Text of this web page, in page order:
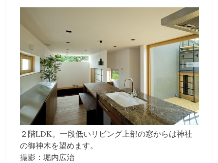
２階LDK。一段低いリビング上部の窓からは神社
の御神木を望めます。
撮影：堀内広治